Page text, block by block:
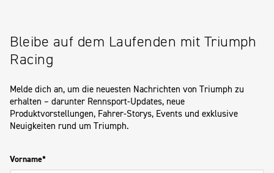
Bleibe auf dem Laufenden mit Triumph
Racing
Melde dich an, um die neuesten Nachrichten von Triumph zu
erhalten – darunter Rennsport-Updates, neue
Produktvorstellungen, Fahrer-Storys, Events und exklusive
Neuigkeiten rund um Triumph.
Vorname